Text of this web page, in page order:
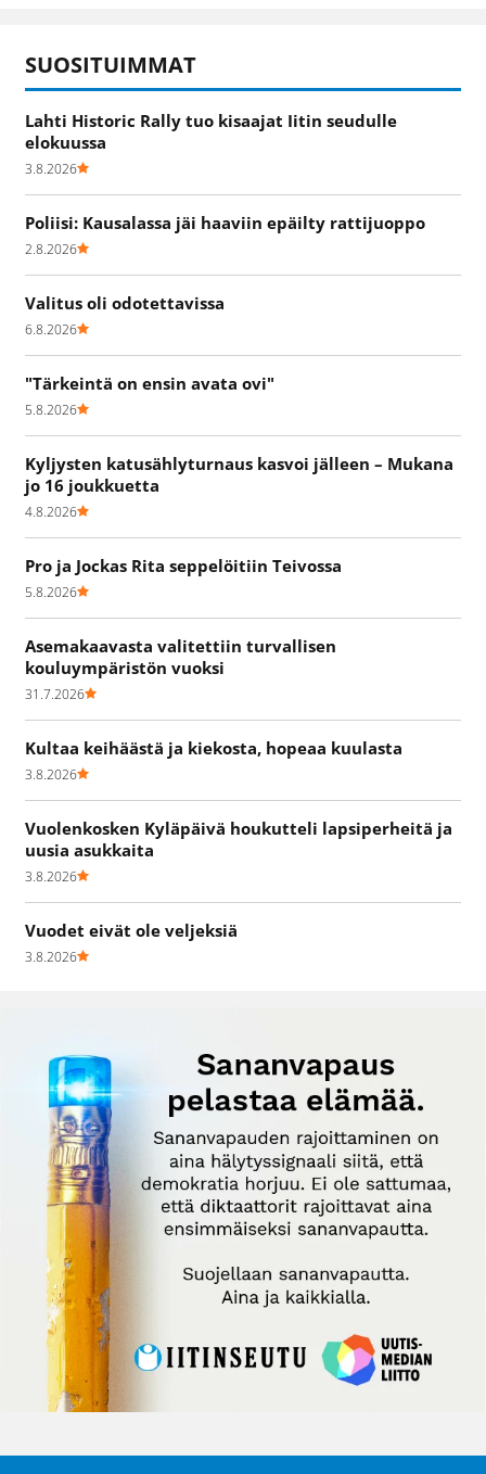
SUOSITUIMMAT
Lahti Historic Rally tuo kisaajat Iitin seudulle
elokuussa
3.8.2026
Poliisi: Kausalassa jäi haaviin epäilty rattijuoppo
2.8.2026
Valitus oli odotettavissa
6.8.2026
"Tärkeintä on ensin avata ovi"
5.8.2026
Kyljysten katusählyturnaus kasvoi jälleen – Mukana
jo 16 joukkuetta
4.8.2026
Pro ja Jockas Rita seppelöitiin Teivossa
5.8.2026
Asemakaavasta valitettiin turvallisen
kouluympäristön vuoksi
31.7.2026
Kultaa keihäästä ja kiekosta, hopeaa kuulasta
3.8.2026
Vuolenkosken Kyläpäivä houkutteli lapsiperheitä ja
uusia asukkaita
3.8.2026
Vuodet eivät ole veljeksiä
3.8.2026